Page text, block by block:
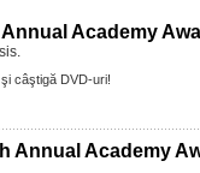
Academy
şi câştigă DVD-uri!
Annual Academy